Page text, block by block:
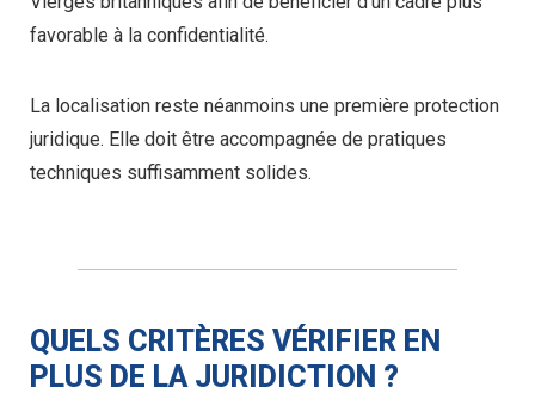
favorable à la confidentialité.
La localisation reste néanmoins une première protection
juridique. Elle doit être accompagnée de pratiques
techniques suffisamment solides.
QUELS CRITÈRES VÉRIFIER EN
PLUS DE LA JURIDICTION ?